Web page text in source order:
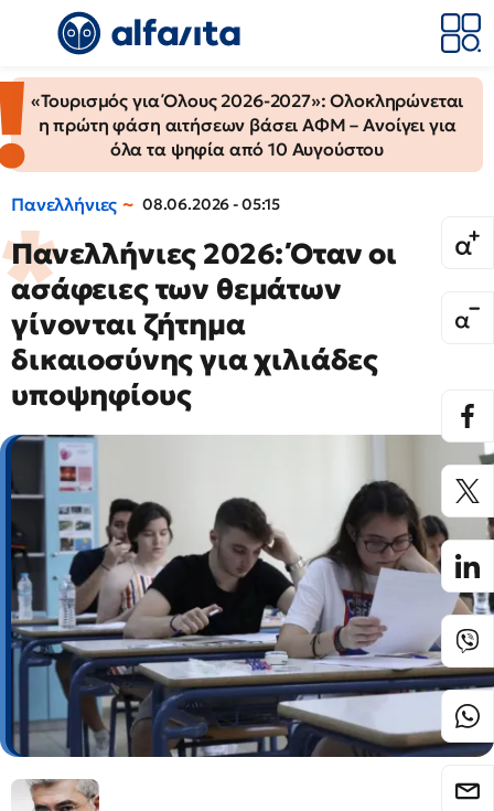
«Τουρισμός για Όλους 2026-2027»: Ολοκληρώνεται
η πρώτη φάση αιτήσεων βάσει ΑΦΜ – Ανοίγει για
όλα τα ψηφία από 10 Αυγούστου
Πανελλήνιες 08.06.2026 - 05:15
Πανελλήνιες 2026: Όταν οι
ασάφειες των θεμάτων
γίνονται ζήτημα
δικαιοσύνης για χιλιάδες
υποψηφίους